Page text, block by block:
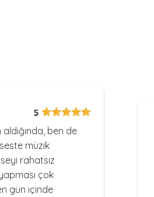
5
ben de
müzik
rahatsız
çok
gün içinde